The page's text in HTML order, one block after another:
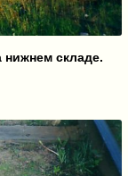
складе.